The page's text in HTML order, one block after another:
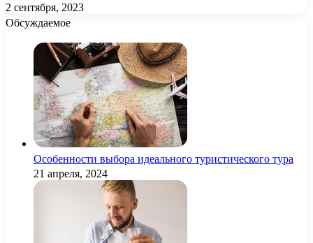
2 сентября, 2023
Обсуждаемое
Особенности выбора идеального туристического тура
21 апреля, 2024